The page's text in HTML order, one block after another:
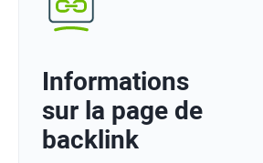
Informations
sur la page de
backlink